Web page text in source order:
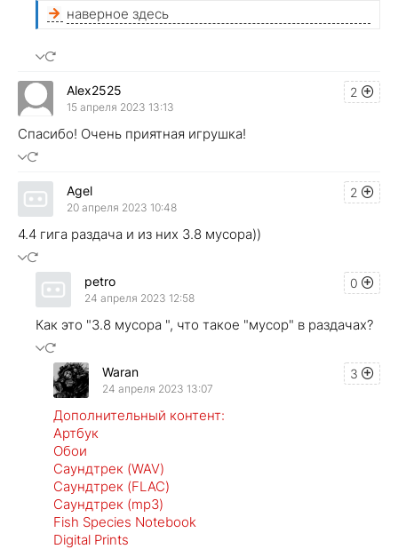
наверное здесь
2
Alex2525
15 апреля 2023 13:13
Спасибо! Очень приятная игрушка!
2
Agel
20 апреля 2023 10:48
4.4 гига раздача и из них 3.8 мусора))
0
petro
24 апреля 2023 12:58
Как это "3.8 мусора ", что такое "мусор" в раздачах?
3
Waran
24 апреля 2023 13:07
Дополнительный контент:
Артбук
Обои
Саундтрек (WAV)
Саундтрек (FLAC)
Саундтрек (mp3)
Fish Species Notebook
Digital Prints